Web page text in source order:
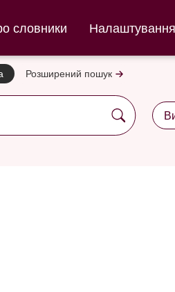
словники Налаштування
Розширений пошук